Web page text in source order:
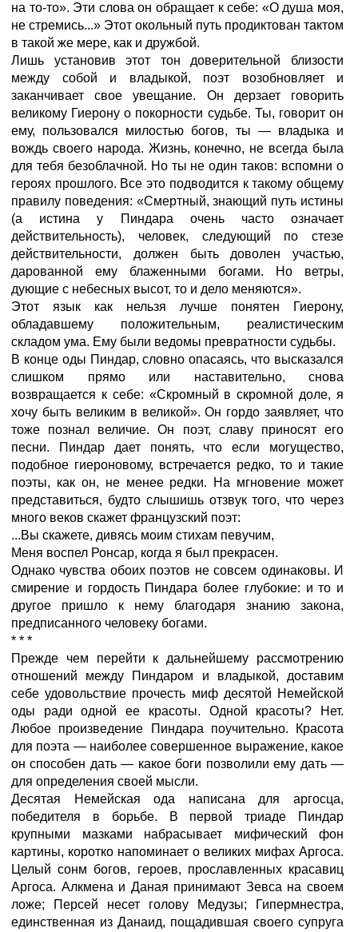
на то-то». Эти слова он обращает к себе: «О душа моя,
не стремись...» Этот окольный путь продиктован тактом
в такой же мере, как и дружбой.
Лишь установив этот тон доверительной близости
между собой и владыкой, поэт возобновляет и
заканчивает свое увещание. Он дерзает говорить
великому Гиерону о покорности судьбе. Ты, говорит он
ему, пользовался милостью богов, ты — владыка и
вождь своего народа. Жизнь, конечно, не всегда была
для тебя безоблачной. Но ты не один таков: вспомни о
героях прошлого. Все это подводится к такому общему
правилу поведения: «Смертный, знающий путь истины
(а истина у Пиндара очень часто означает
действительность), человек, следующий по стезе
действительности, должен быть доволен участью,
дарованной ему блаженными богами. Но ветры,
дующие с небесных высот, то и дело меняются».
Этот язык как нельзя лучше понятен Гиерону,
обладавшему положительным, реалистическим
складом ума. Ему были ведомы превратности судьбы.
В конце оды Пиндар, словно опасаясь, что высказался
слишком прямо или наставительно, снова
возвращается к себе: «Скромный в скромной доле, я
хочу быть великим в великой». Он гордо заявляет, что
тоже познал величие. Он поэт, славу приносят его
песни. Пиндар дает понять, что если могущество,
подобное гиероновому, встречается редко, то и такие
поэты, как он, не менее редки. На мгновение может
представиться, будто слышишь отзвук того, что через
много веков скажет французский поэт:
...Вы скажете, дивясь моим стихам певучим,
Меня воспел Ронсар, когда я был прекрасен.
Однако чувства обоих поэтов не совсем одинаковы. И
смирение и гордость Пиндара более глубокие: и то и
другое пришло к нему благодаря знанию закона,
предписанного человеку богами.
* * *
Прежде чем перейти к дальнейшему рассмотрению
отношений между Пиндаром и владыкой, доставим
себе удовольствие прочесть миф десятой Немейской
оды ради одной ее красоты. Одной красоты? Нет.
Любое произведение Пиндара поучительно. Красота
для поэта — наиболее совершенное выражение, какое
он способен дать — какое боги позволили ему дать —
для определения своей мысли.
Десятая Немейская ода написана для аргосца,
победителя в борьбе. В первой триаде Пиндар
крупными мазками набрасывает мифический фон
картины, коротко напоминает о великих мифах Аргоса.
Целый сонм богов, героев, прославленных красавиц
Аргоса. Алкмена и Даная принимают Зевса на своем
ложе; Персей несет голову Медузы; Гипермнестра,
единственная из Данаид, пощадившая своего супруга